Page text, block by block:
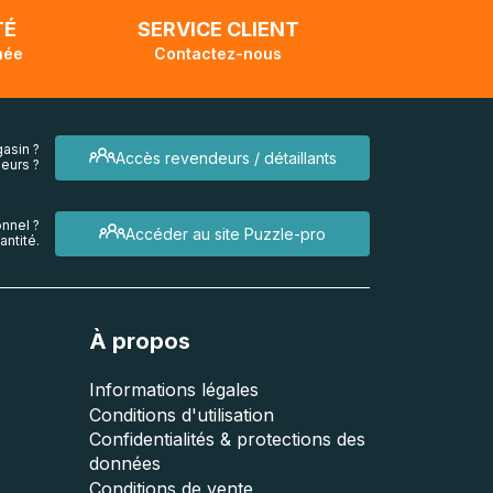
SERVICE CLIENT
Contactez-nous
Accès revendeurs / détaillants
?
?
Accéder au site Puzzle-pro
?
À propos
Informations légales
Conditions d'utilisation
Confidentialités & protections des
données
Conditions de vente